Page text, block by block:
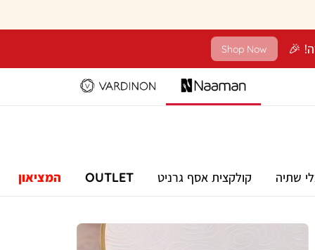
Shop Now
שתיה קולקצית אסף גרניט OUTLET המציאון